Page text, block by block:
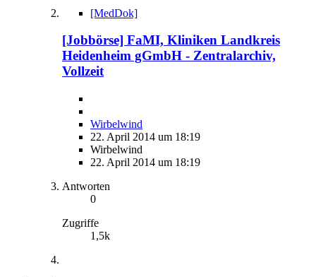
[MedDok]
[Jobbörse] FaMI, Kliniken Landkreis
Heidenheim gGmbH - Zentralarchiv,
Vollzeit
Wirbelwind
22. April 2014 um 18:19
Wirbelwind
22. April 2014 um 18:19
Antworten
0
Zugriffe
1,5k